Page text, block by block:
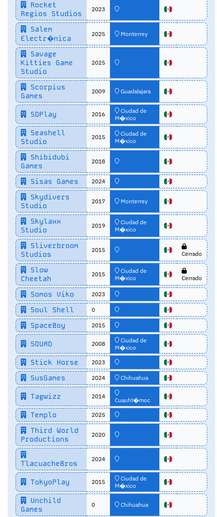
Rocket
Regios Studios
2023
Salem
Electr�nica
2025 Monterrey
Savage
Kitties Game
Studio
2025
Scorpius
Games
2009 Guadalajara
SDPlay 2016
Ciudad de
M�xico
Seashell
Studio
2015
Ciudad de
M�xico
Shibidubi
Games
2018
Sisas Games 2024
Skydivers
Studio
2017 Monterrey
Skylaxx
Studio
2019
Ciudad de
M�xico
Sliverbroom
Studios
2015
Cerrado
Slow
Cheetah
2015
Ciudad de
M�xico
Cerrado
Somos Viko 2023
Soul Shell 0
SpaceBoy 2015
SQUAD 2008
Ciudad de
M�xico
Stick Horse 2023
SusGames 2024 Chihuahua
Tagwizz 2014
Cuauht�moc
Templo 2025
Third World
Productions
2020
TlacuacheBros
2024
TokyoPlay 2015
Ciudad de
M�xico
Unchild
Games
0 Chihuahua